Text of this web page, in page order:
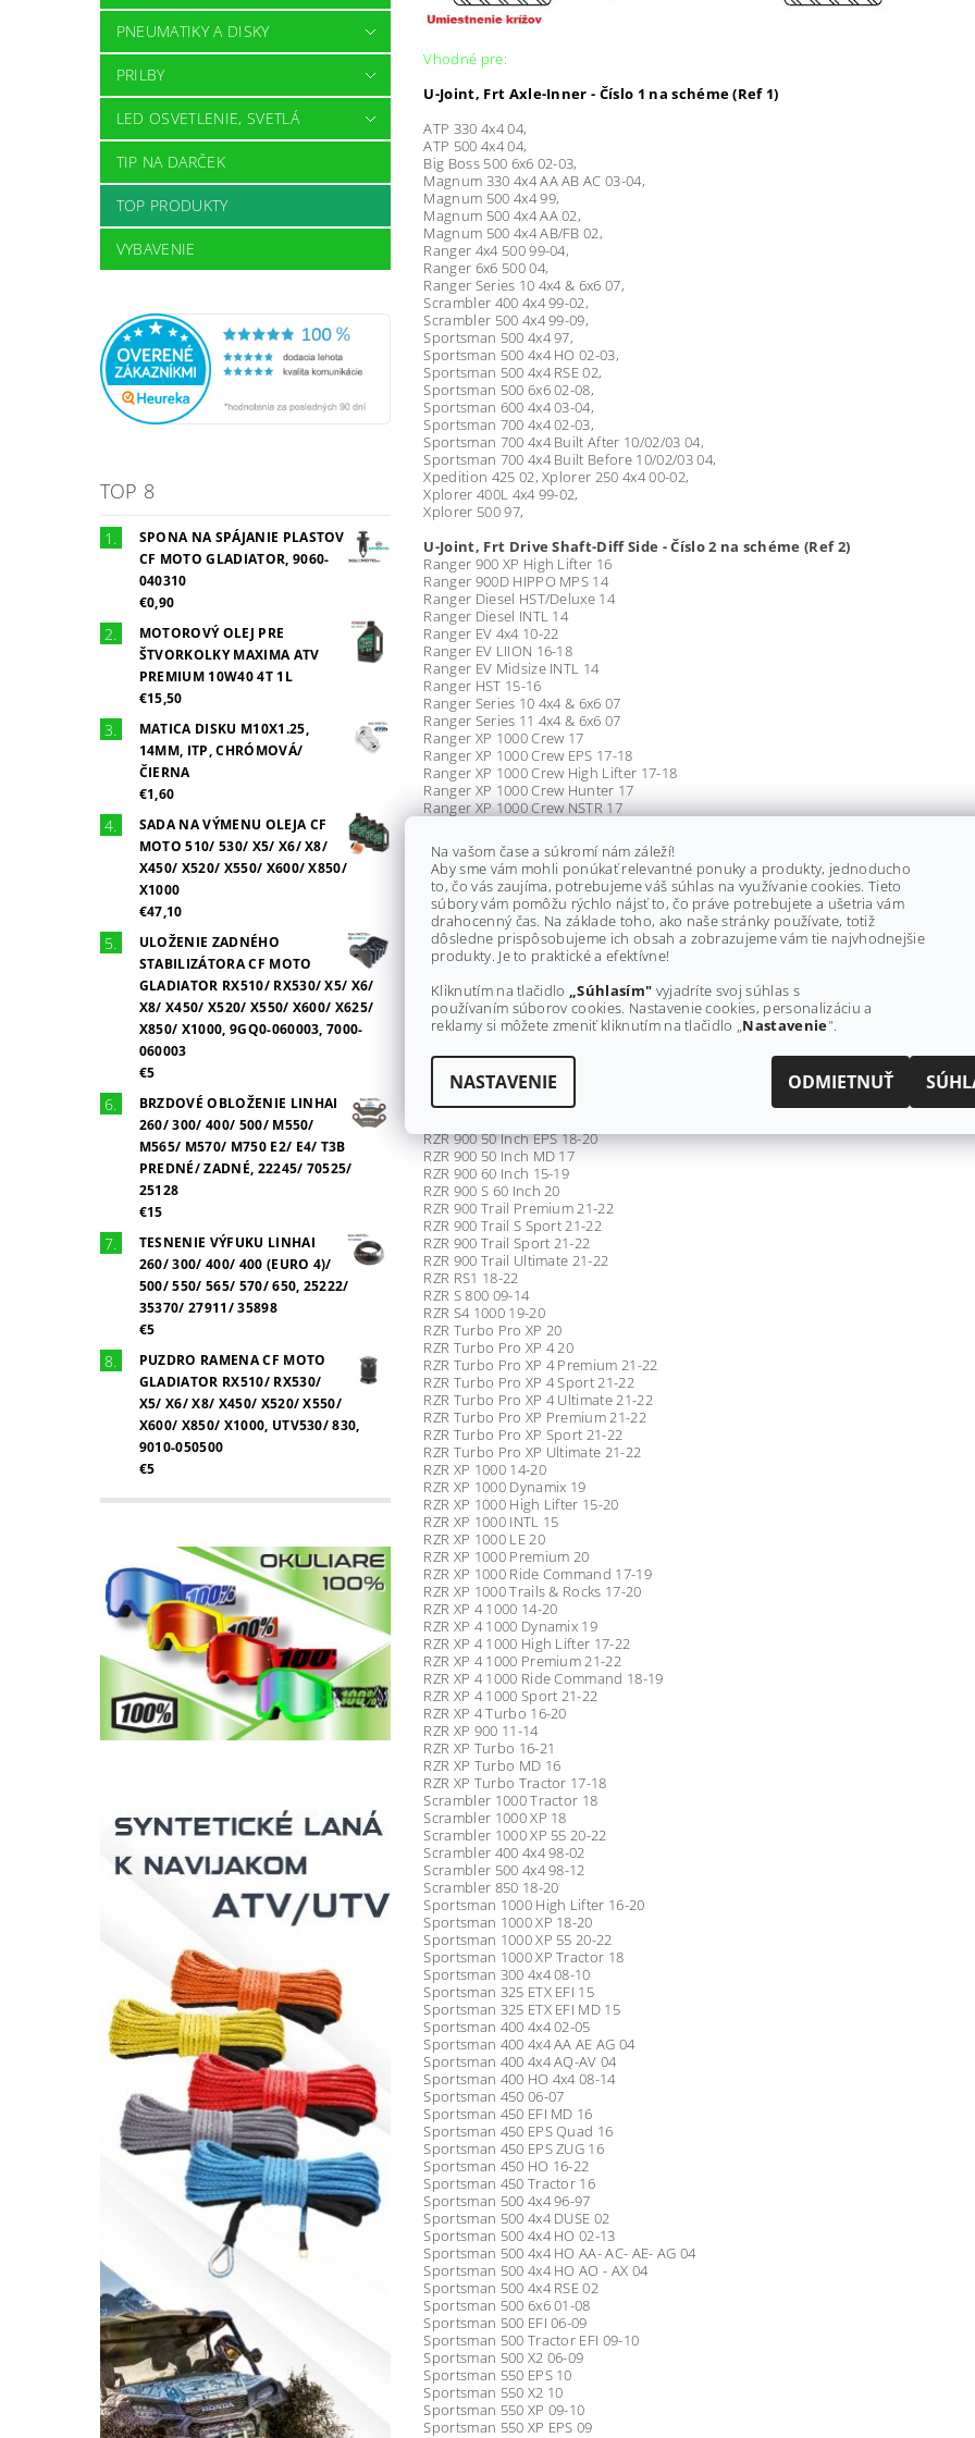
PNEUMATIKY A DISKY
PRILBY
LED OSVETLENIE, SVETLÁ
TIP NA DARČEK
TOP PRODUKTY
VYBAVENIE
TOP 8
SPONA NA SPÁJANIE PLASTOV
CF MOTO GLADIATOR, 9060-
040310
€0,90
MOTOROVÝ OLEJ PRE
ŠTVORKOLKY MAXIMA ATV
PREMIUM 10W40 4T 1L
€15,50
MATICA DISKU M10X1.25,
14MM, ITP, CHRÓMOVÁ/
ČIERNA
€1,60
SADA NA VÝMENU OLEJA CF
MOTO 510/ 530/ X5/ X6/ X8/
X450/ X520/ X550/ X600/ X850/
X1000
€47,10
ULOŽENIE ZADNÉHO
STABILIZÁTORA CF MOTO
GLADIATOR RX510/ RX530/ X5/ X6/
X8/ X450/ X520/ X550/ X600/ X625/
X850/ X1000, 9GQ0-060003, 7000-
060003
€5
BRZDOVÉ OBLOŽENIE LINHAI
260/ 300/ 400/ 500/ M550/
M565/ M570/ M750 E2/ E4/ T3B
PREDNÉ/ ZADNÉ, 22245/ 70525/
25128
€15
TESNENIE VÝFUKU LINHAI
260/ 300/ 400/ 400 (EURO 4)/
500/ 550/ 565/ 570/ 650, 25222/
35370/ 27911/ 35898
€5
PUZDRO RAMENA CF MOTO
GLADIATOR RX510/ RX530/
X5/ X6/ X8/ X450/ X520/ X550/
X600/ X850/ X1000, UTV530/ 830,
9010-050500
€5
Vhodné pre:
U-Joint, Frt Axle-Inner - Číslo 1 na schéme (Ref 1)
ATP 330 4x4 04,
ATP 500 4x4 04,
Big Boss 500 6x6 02-03,
Magnum 330 4x4 AA AB AC 03-04,
Magnum 500 4x4 99,
Magnum 500 4x4 AA 02,
Magnum 500 4x4 AB/FB 02,
Ranger 4x4 500 99-04,
Ranger 6x6 500 04,
Ranger Series 10 4x4 & 6x6 07,
Scrambler 400 4x4 99-02,
Scrambler 500 4x4 99-09,
Sportsman 500 4x4 97,
Sportsman 500 4x4 HO 02-03,
Sportsman 500 4x4 RSE 02,
Sportsman 500 6x6 02-08,
Sportsman 600 4x4 03-04,
Sportsman 700 4x4 02-03,
Sportsman 700 4x4 Built After 10/02/03 04,
Sportsman 700 4x4 Built Before 10/02/03 04,
Xpedition 425 02, Xplorer 250 4x4 00-02,
Xplorer 400L 4x4 99-02,
Xplorer 500 97,
U-Joint, Frt Drive Shaft-Diff Side - Číslo 2 na schéme (Ref 2)
Ranger 900 XP High Lifter 16
Ranger 900D HIPPO MPS 14
Ranger Diesel HST/Deluxe 14
Ranger Diesel INTL 14
Ranger EV 4x4 10-22
Ranger EV LIION 16-18
Ranger EV Midsize INTL 14
Ranger HST 15-16
Ranger Series 10 4x4 & 6x6 07
Ranger Series 11 4x4 & 6x6 07
Ranger XP 1000 Crew 17
Ranger XP 1000 Crew EPS 17-18
Ranger XP 1000 Crew High Lifter 17-18
Ranger XP 1000 Crew Hunter 17
Ranger XP 1000 Crew NSTR 17
Ranger XP 800 12
RZR 1000 60 Inch 16-22
RZR 1000 Trail S Premium 21-22
RZR 1000 Trail S Ultimate 21-22
RZR 4 800 10-14
RZR 4 900 15-18
RZR 4 XP 900 12-14
RZR 4 XP JAGGED X 13
RZR 570 EFI 12-20
RZR 570 EFI EPS 18-20
RZR 570 EU 15-18
RZR 570 S 17
RZR 570 Trail 21-22
RZR 800 08-14
RZR 900 50 55 Inch 15-17
RZR 900 50 Inch EPS 18-20
RZR 900 50 Inch MD 17
RZR 900 60 Inch 15-19
RZR 900 S 60 Inch 20
RZR 900 Trail Premium 21-22
RZR 900 Trail S Sport 21-22
RZR 900 Trail Sport 21-22
RZR 900 Trail Ultimate 21-22
RZR RS1 18-22
RZR S 800 09-14
RZR S4 1000 19-20
RZR Turbo Pro XP 20
RZR Turbo Pro XP 4 20
RZR Turbo Pro XP 4 Premium 21-22
RZR Turbo Pro XP 4 Sport 21-22
RZR Turbo Pro XP 4 Ultimate 21-22
RZR Turbo Pro XP Premium 21-22
RZR Turbo Pro XP Sport 21-22
RZR Turbo Pro XP Ultimate 21-22
RZR XP 1000 14-20
RZR XP 1000 Dynamix 19
RZR XP 1000 High Lifter 15-20
RZR XP 1000 INTL 15
RZR XP 1000 LE 20
RZR XP 1000 Premium 20
RZR XP 1000 Ride Command 17-19
RZR XP 1000 Trails & Rocks 17-20
RZR XP 4 1000 14-20
RZR XP 4 1000 Dynamix 19
RZR XP 4 1000 High Lifter 17-22
RZR XP 4 1000 Premium 21-22
RZR XP 4 1000 Ride Command 18-19
RZR XP 4 1000 Sport 21-22
RZR XP 4 Turbo 16-20
RZR XP 900 11-14
RZR XP Turbo 16-21
RZR XP Turbo MD 16
RZR XP Turbo Tractor 17-18
Scrambler 1000 Tractor 18
Scrambler 1000 XP 18
Scrambler 1000 XP 55 20-22
Scrambler 400 4x4 98-02
Scrambler 500 4x4 98-12
Scrambler 850 18-20
Sportsman 1000 High Lifter 16-20
Sportsman 1000 XP 18-20
Sportsman 1000 XP 55 20-22
Sportsman 1000 XP Tractor 18
Sportsman 300 4x4 08-10
Sportsman 325 ETX EFI 15
Sportsman 325 ETX EFI MD 15
Sportsman 400 4x4 02-05
Sportsman 400 4x4 AA AE AG 04
Sportsman 400 4x4 AQ-AV 04
Sportsman 400 HO 4x4 08-14
Sportsman 450 06-07
Sportsman 450 EFI MD 16
Sportsman 450 EPS Quad 16
Sportsman 450 EPS ZUG 16
Sportsman 450 HO 16-22
Sportsman 450 Tractor 16
Sportsman 500 4x4 96-97
Sportsman 500 4x4 DUSE 02
Sportsman 500 4x4 HO 02-13
Sportsman 500 4x4 HO AA- AC- AE- AG 04
Sportsman 500 4x4 HO AO - AX 04
Sportsman 500 4x4 RSE 02
Sportsman 500 6x6 01-08
Sportsman 500 EFI 06-09
Sportsman 500 Tractor EFI 09-10
Sportsman 500 X2 06-09
Sportsman 550 EPS 10
Sportsman 550 X2 10
Sportsman 550 XP 09-10
Sportsman 550 XP EPS 09
Na vašom čase a súkromí nám záleží!
Aby sme vám mohli ponúkať relevantné ponuky a produkty, jednoducho
to, čo vás zaujíma, potrebujeme váš súhlas na využívanie cookies. Tieto
súbory vám pomôžu rýchlo nájsť to, čo práve potrebujete a ušetria vám
drahocenný čas. Na základe toho, ako naše stránky používate, totiž
dôsledne prispôsobujeme ich obsah a zobrazujeme vám tie najvhodnejšie
produkty. Je to praktické a efektívne!
Kliknutím na tlačidlo „Súhlasím" vyjadríte svoj súhlas s
používaním súborov cookies. Nastavenie cookies, personalizáciu a
reklamy si môžete zmeniť kliknutím na tlačidlo „Nastavenie".
NASTAVENIE ODMIETNUŤ